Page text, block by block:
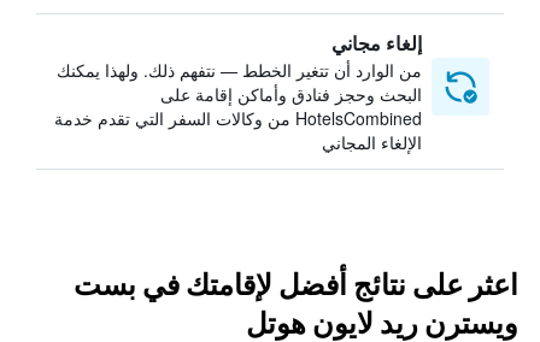
إلغاء مجاني
من الوارد أن تتغير الخطط — نتفهم ذلك. ولهذا يمكنك
البحث وحجز فنادق وأماكن إقامة على
HotelsCombined من وكالات السفر التي تقدم خدمة
الإلغاء المجاني
اعثر على نتائج أفضل لإقامتك في بست
ويسترن ريد لايون هوتل